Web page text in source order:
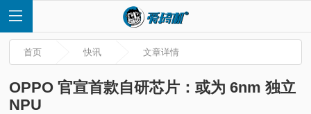
首页 快讯 文章详情
OPPO 官宣首款自研芯片：或为 6nm 独立
NPU